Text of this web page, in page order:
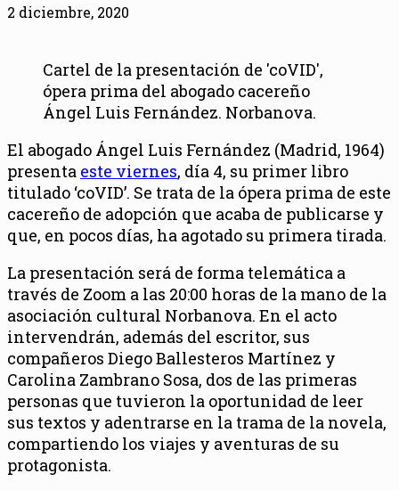
2 diciembre, 2020
Cartel de la presentación de 'coVID',
ópera prima del abogado cacereño
Ángel Luis Fernández. Norbanova.
El abogado Ángel Luis Fernández (Madrid, 1964)
presenta este viernes, día 4, su primer libro
titulado ‘coVID’. Se trata de la ópera prima de este
cacereño de adopción que acaba de publicarse y
que, en pocos días, ha agotado su primera tirada.
La presentación será de forma telemática a
través de Zoom a las 20:00 horas de la mano de la
asociación cultural Norbanova. En el acto
intervendrán, además del escritor, sus
compañeros Diego Ballesteros Martínez y
Carolina Zambrano Sosa, dos de las primeras
personas que tuvieron la oportunidad de leer
sus textos y adentrarse en la trama de la novela,
compartiendo los viajes y aventuras de su
protagonista.